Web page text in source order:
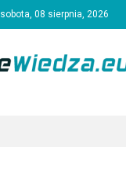
sobota, 08 sierpnia, 2026